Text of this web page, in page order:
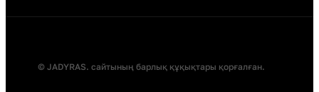
© JADYRAS. сайтының барлық құқықтары қорғалған.